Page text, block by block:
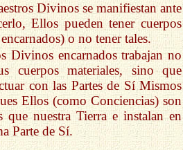
Divinos se manifiestan ante
Ellos pueden tener cuerpos
o no tener tales.
Divinos encarnados trabajan no
cuerpos materiales, sino que
con las Partes de Sí Mismos
Ellos (como Conciencias) son
que nuestra Tierra e instalan en
Parte de Sí.